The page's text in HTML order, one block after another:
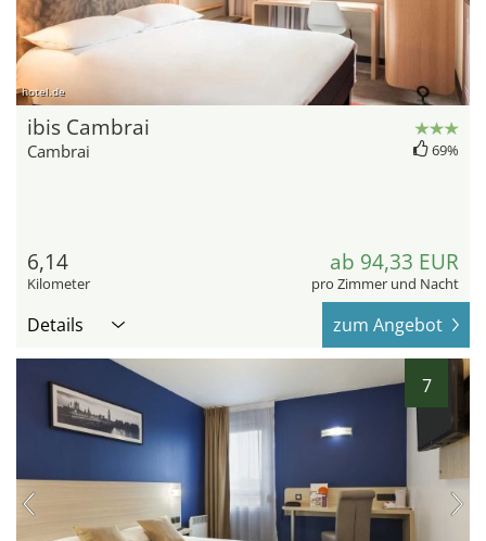
hotel.de
ibis Cambrai
Cambrai 69%
6,14
Kilometer
ab 94,33 EUR
pro Zimmer und Nacht
Details zum Angebot
7